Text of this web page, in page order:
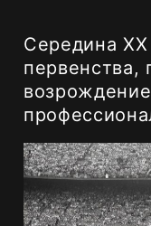
Середина
первенства,